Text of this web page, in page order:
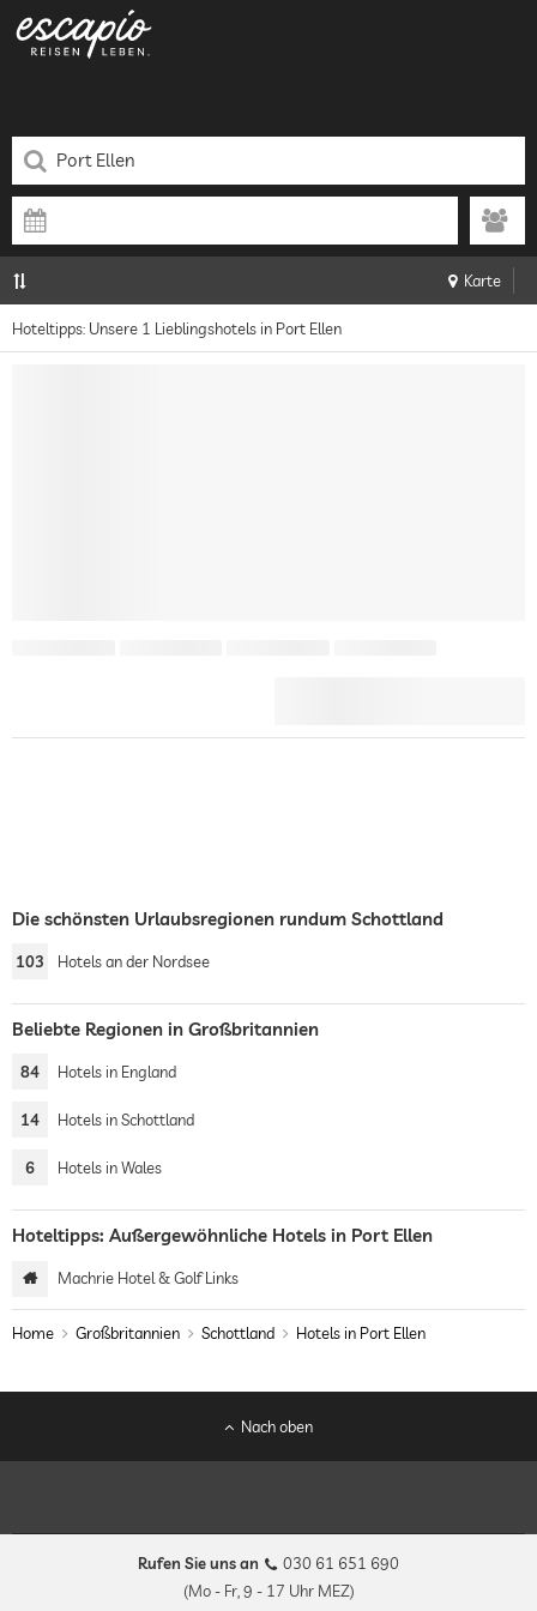
Karte
Hoteltipps: Unsere 1 Lieblingshotels in Port Ellen
Die schönsten Urlaubsregionen rundum Schottland
103 Hotels an der Nordsee
Beliebte Regionen in Großbritannien
84 Hotels in England
14 Hotels in Schottland
6 Hotels in Wales
Hoteltipps: Außergewöhnliche Hotels in Port Ellen
Machrie Hotel & Golf Links
Home Großbritannien Schottland Hotels in Port Ellen
Nach oben
Rufen Sie uns an
030 61 651 690
(Mo - Fr, 9 - 17 Uhr MEZ)